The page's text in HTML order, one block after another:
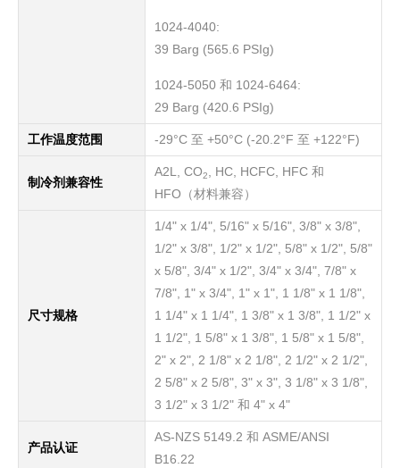
1024-4040:
39 Barg (565.6 PSIg)
1024-5050 和 1024-6464:
29 Barg (420.6 PSIg)
工作温度范围 -29°C 至 +50°C (-20.2°F 至 +122°F)
制冷剂兼容性
A2L, CO2, HC, HCFC, HFC 和
HFO（材料兼容）
尺寸规格
1/4" x 1/4", 5/16" x 5/16", 3/8" x 3/8",
1/2" x 3/8", 1/2" x 1/2", 5/8" x 1/2", 5/8"
x 5/8", 3/4" x 1/2", 3/4" x 3/4", 7/8" x
7/8", 1" x 3/4", 1" x 1", 1 1/8" x 1 1/8",
1 1/4" x 1 1/4", 1 3/8" x 1 3/8", 1 1/2" x
1 1/2", 1 5/8" x 1 3/8", 1 5/8" x 1 5/8",
2" x 2", 2 1/8" x 2 1/8", 2 1/2" x 2 1/2",
2 5/8" x 2 5/8", 3" x 3", 3 1/8" x 3 1/8",
3 1/2" x 3 1/2" 和 4" x 4"
产品认证
AS-NZS 5149.2 和 ASME/ANSI
B16.22